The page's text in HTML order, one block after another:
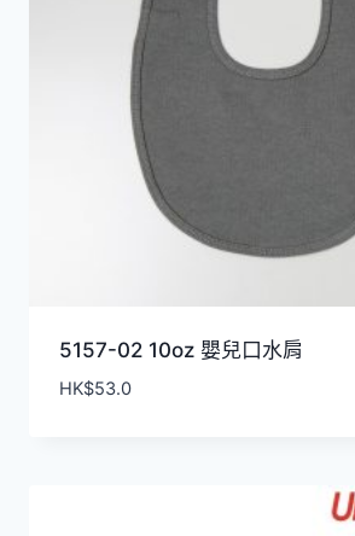
5157-02 10oz 嬰兒口水肩
HK$53.0